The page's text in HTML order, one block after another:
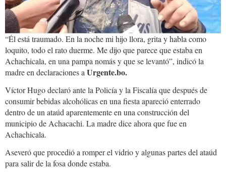
“Él está traumado. En la noche mi hijo llora, grita y habla como
loquito, todo el rato duerme. Me dijo que parece que estaba en
Achachicala, en una pampa nomás y que se levantó”, indicó la
madre en declaraciones a Urgente.bo.
Víctor Hugo declaró ante la Policía y la Fiscalía que después de
consumir bebidas alcohólicas en una fiesta apareció enterrado
dentro de un ataúd aparentemente en una construcción del
municipio de Achacachi. La madre dice ahora que fue en
Achachicala.
Aseveró que procedió a romper el vidrio y algunas partes del ataúd
para salir de la fosa donde estaba.